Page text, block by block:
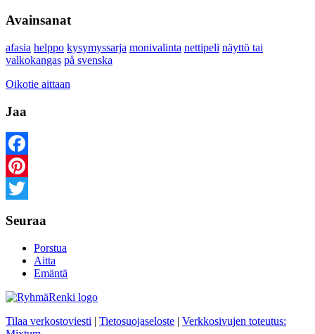
Avainsanat
afasia helppo kysymyssarja monivalinta nettipeli näyttö tai
valkokangas på svenska
Oikotie aittaan
Jaa
Facebook
Pinterest
Seuraa
Porstua
Aitta
Emäntä
Tilaa verkostoviesti | Tietosuojaseloste | Verkkosivujen toteutus: